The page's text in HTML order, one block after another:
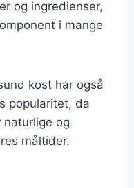
og ingredienser,
i mange
kost har også
popularitet, da
og
måltider.